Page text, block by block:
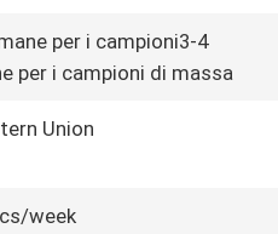
per i campioni3-4
per i campioni di massa
Union
week